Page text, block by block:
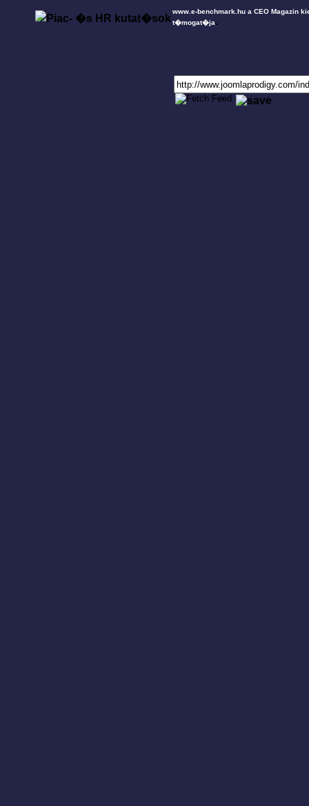
www.e-benchmark.hu a CEO Magazin
t�mogat�ja.